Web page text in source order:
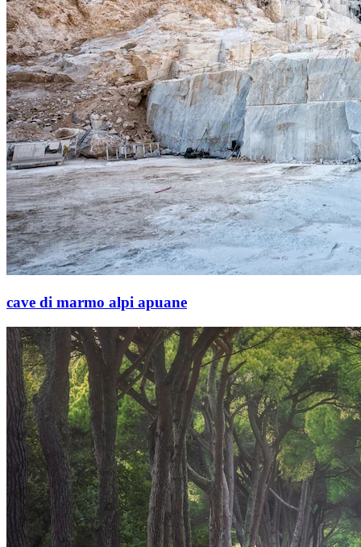
cave di marmo alpi apuane